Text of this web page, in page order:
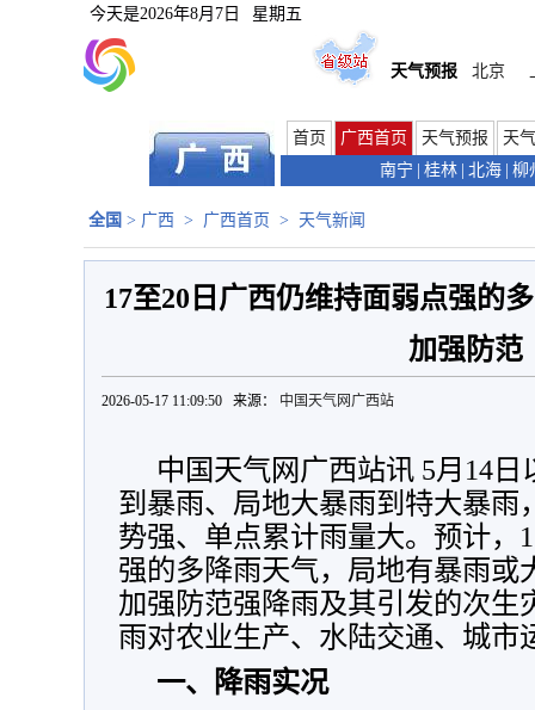
今天是2026年8月7日 星期五
天气预报 北京
首页 广西首页 天气预报
天
南宁
桂林 北海 柳
全国 > 广西 > 广西首页 > 天气新闻
17至20日广西仍维持面弱点强的
加强防范
2026-05-17 11:09:50 来源： 中国天气网广西站
中国天气网广西站讯 5月14
到暴雨、局地大暴雨到特大暴雨
势强、单点累计雨量大。预计，
强的多降雨天气，局地有暴雨或
加强防范强降雨及其引发的次生
雨对农业生产、水陆交通、城市
一、降雨实况